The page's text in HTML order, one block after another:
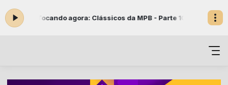
agora: Clássicos da MPB - Parte 1CLÁSSICOS DA MPB com